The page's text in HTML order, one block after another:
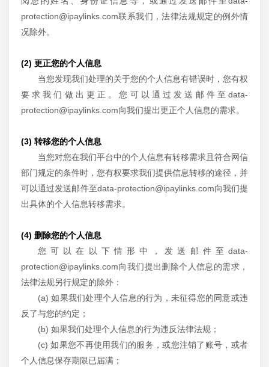
protection@ipaylinks.com联系我们，法律法规规定的例外情
况除外。
(2) 更正您的个人信息
当您发现我们处理的关于您的个人信息有错误时，您有权
要求我们做出更正。您可以通过发送邮件至data-
protection@ipaylinks.com向我们提出更正个人信息的需求。
(3) 转移您的个人信息
当您对您在我们平台中的个人信息有转移需求且符合网信
部门规定的条件时，您有权要求我们提供信息转移的途径，并
可以通过发送邮件至data-protection@ipaylinks.com向我们提
出具体的个人信息转移需求。
(4) 删除您的个人信息
您可以在以下情形中，发送邮件至data-
protection@ipaylinks.com向我们提出删除个人信息的需求，
法律法规另行规定的除外：
(a) 如果我们处理个人信息的行为，未征得您的同意或违
反了与您的约定；
(b) 如果我们处理个人信息的行为违反法律法规；
(c) 如果您不再使用我们的服务，或您注销了账号，或者
个人信息保存期限已届满；